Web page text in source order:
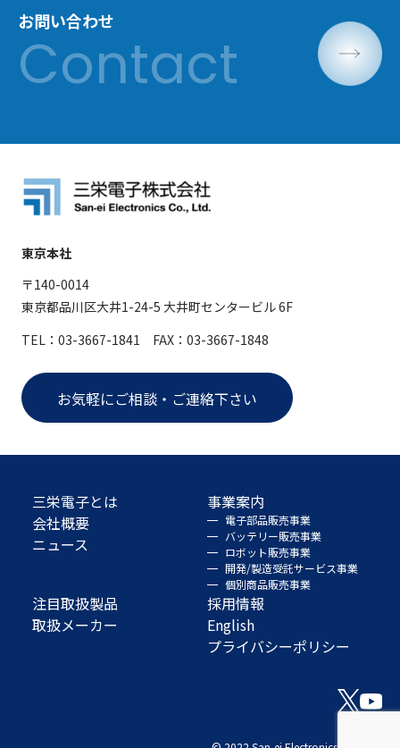
お問い合わせ
東京本社
〒140-0014
東京都品川区大井1-24-5 大井町センタービル 6F
TEL：03-3667-1841 FAX：03-3667-1848
お気軽にご相談・ご連絡下さい
三栄電子とは
会社概要
ニュース
事業案内
電子部品販売事業
バッテリー販売事業
ロボット販売事業
開発/製造受託サービス事業
個別商品販売事業
注目取扱製品
取扱メーカー
採用情報
English
プライバシーポリシー